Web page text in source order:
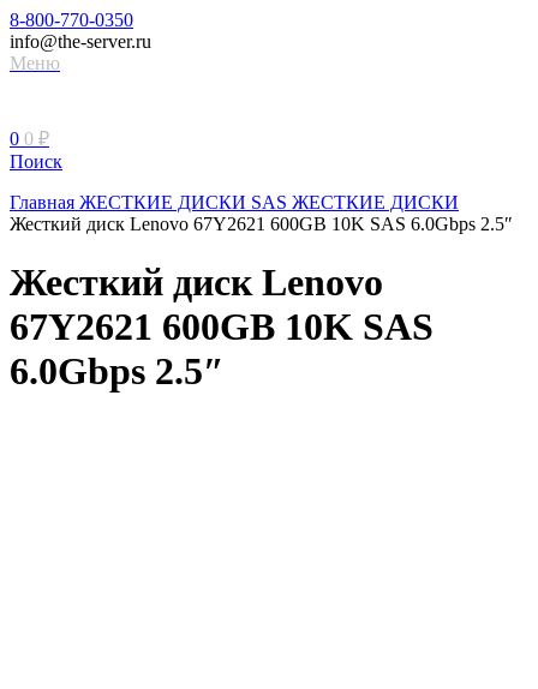
8-800-770-0350
info@the-server.ru
Меню
0 0 ₽
Поиск
Главная ЖЕСТКИЕ ДИСКИ SAS ЖЕСТКИЕ ДИСКИ
Жесткий диск Lenovo 67Y2621 600GB 10K SAS 6.0Gbps 2.5″
Жесткий диск Lenovo
67Y2621 600GB 10K SAS
6.0Gbps 2.5″